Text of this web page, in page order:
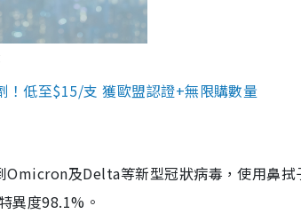
低至$15/支 獲歐盟認證+無限購數量
Omicron及Delta等新型冠狀病毒，使用鼻拭
異度98.1%。